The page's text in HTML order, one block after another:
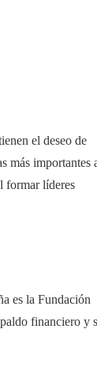
el deseo de
más importantes
formar líderes
es la Fundación
financiero y